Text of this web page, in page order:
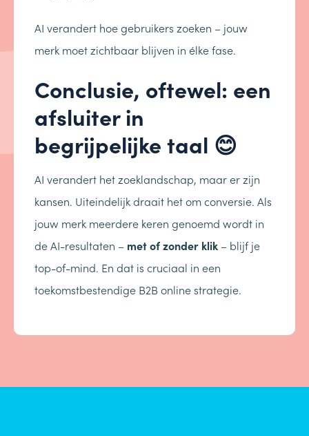
AI verandert hoe gebruikers zoeken – jouw
merk moet zichtbaar blijven in élke fase.
Conclusie, oftewel: een
afsluiter in
begrijpelijke taal 😊
AI verandert het zoeklandschap, maar er zijn
kansen. Uiteindelijk draait het om conversie. Als
jouw merk meerdere keren genoemd wordt in
de AI-resultaten – met of zonder klik – blijf je
top-of-mind. En dat is cruciaal in een
toekomstbestendige B2B online strategie.